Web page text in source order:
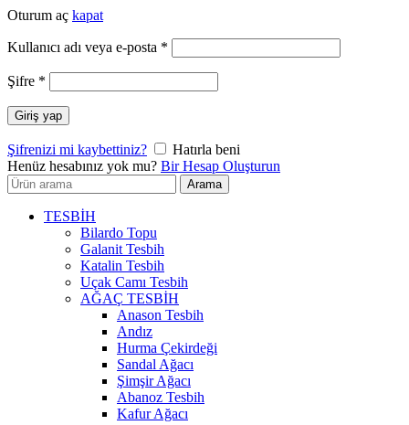
Oturum aç kapat
Kullanıcı adı veya e-posta *
Şifre *
Giriş yap
Şifrenizi mi kaybettiniz?
Hatırla beni
Henüz hesabınız yok mu? Bir Hesap Oluşturun
Arayın:
Arama
TESBİH
Bilardo Topu
Galanit Tesbih
Katalin Tesbih
Uçak Camı Tesbih
AĞAÇ TESBİH
Anason Tesbih
Andız
Hurma Çekirdeği
Sandal Ağacı
Şimşir Ağacı
Abanoz Tesbih
Kafur Ağacı